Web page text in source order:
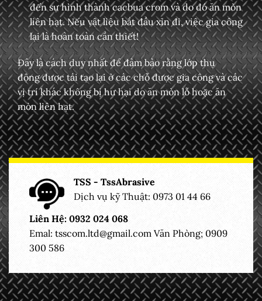
đến sự hình thành cacbua crom và do đó ăn mòn
liên hạt. Nếu vật liệu bắt đầu xỉn đi, việc gia công
lại là hoàn toàn cần thiết!
Đây là cách duy nhất để đảm bảo rằnglớp thụ
độngđược tái tạo lại ở các chỗ được gia công và các
vị trí khác không bị hư hại do ăn mòn lỗ hoặc ăn
mòn liên hạt.
TSS - TssAbrasive
Dịch vụ kỹ Thuật: 0973 01 44 66
Liên Hệ: 0932 024 068
Emal: tsscom.ltd@gmail.com Văn Phòng; 0909
300 586